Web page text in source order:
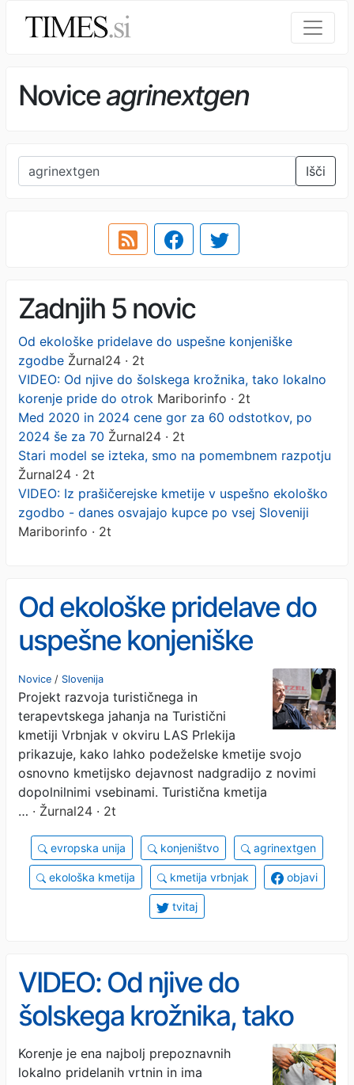
Noviceagrinextgen
Išči
Zadnjih 5 novic
Od ekološke pridelave do uspešne konjeniške
zgodbe Žurnal24 · 2t
VIDEO: Od njive do šolskega krožnika, tako lokalno
korenje pride do otrok Mariborinfo · 2t
Med 2020 in 2024 cene gor za 60 odstotkov, po
2024 še za 70 Žurnal24 · 2t
Stari model se izteka, smo na pomembnem razpotju
Žurnal24 · 2t
VIDEO: Iz prašičerejske kmetije v uspešno ekološko
zgodbo - danes osvajajo kupce po vsej Sloveniji
Mariborinfo · 2t
Od ekološke pridelave do
uspešne konjeniške
zgodbe
Novice / Slovenija
Projekt razvoja turističnega in
terapevtskega jahanja na Turistični
kmetiji Vrbnjak v okviru LAS Prlekija
prikazuje, kako lahko podeželske kmetije svojo
osnovno kmetijsko dejavnost nadgradijo z novimi
dopolnilnimi vsebinami. Turistična kmetija
… · Žurnal24 · 2t
evropska unija konjeništvo agrinextgen
ekološka kmetija kmetija vrbnjak objavi
tvitaj
VIDEO: Od njive do
šolskega krožnika, tako
lokalno korenje pride do
Korenje je ena najbolj prepoznavnih
lokalno pridelanih vrtnin in ima